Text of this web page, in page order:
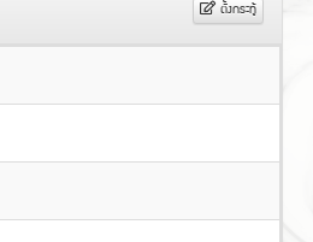
ตั้งกระทู้